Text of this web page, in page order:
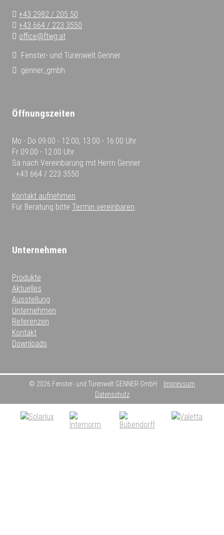
+43 2982 / 205 50
+43 664 / 223 3550
office@ftwg.at
Fenster- und Türenwelt Genner
genner_gmbh
Öffnungszeiten
Mo - Do 09:00 - 12:00, 13:00 - 16:00 Uhr
Fr 09:00 - 12:00 Uhr
Sa nach Vereinbarung mit Herrn Genner
+43 664 / 223 3550
Kontakt aufnehmen
Für Beratung bitte Termin vereinbaren.
Unternehmen
Produkte
Aktuelles
Ausstellung
Unternehmen
Referenzen
Kontakt
Downloads
© 2026 Fenster- und Türenwelt GENNER GmbH
Impressum
Datenschutz